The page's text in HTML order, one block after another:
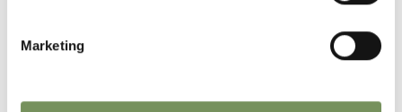
Marketing
Phone+39 0473 649060